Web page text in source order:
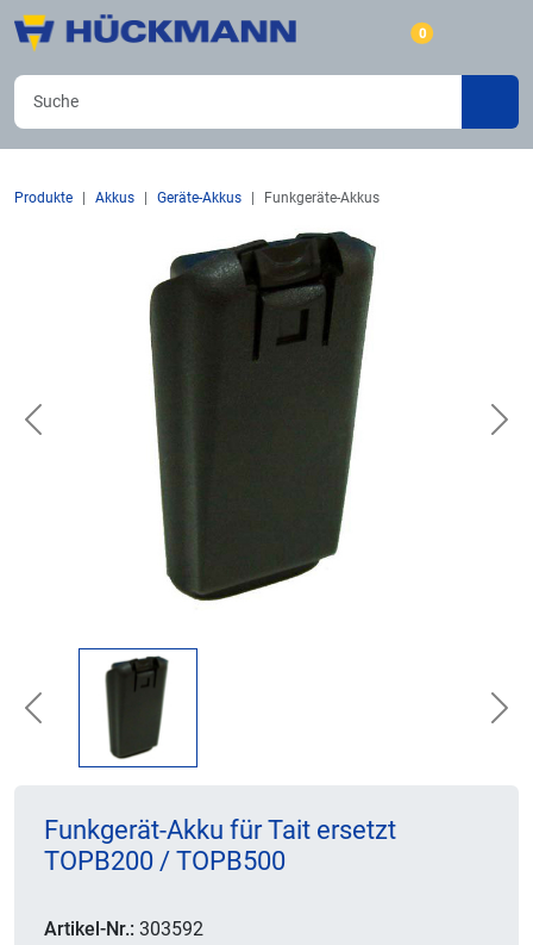
0
Produkte Akkus Geräte-Akkus Funkgeräte-Akkus
Previous
Previous
Funkgerät-Akku für Tait ersetzt
TOPB200 / TOPB500
Artikel-Nr.: 303592